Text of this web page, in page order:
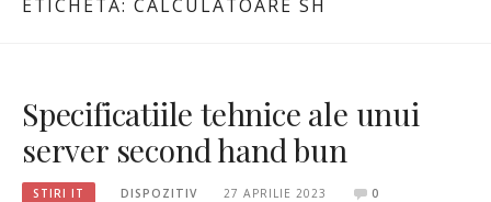
ETICHETĂ: CALCULATOARE SH
Specificatiile tehnice ale unui
server second hand bun
STIRI IT DISPOZITIV 27 APRILIE 2023 0